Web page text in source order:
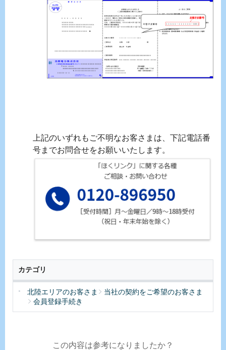
上記のいずれもご不明なお客さまは、下記電話番
号までお問合せをお願いいたします。
カテゴリ
北陸エリアのお客さま
当社の契約をご希望のお客さま
会員登録手続き
この内容は参考になりましたか？